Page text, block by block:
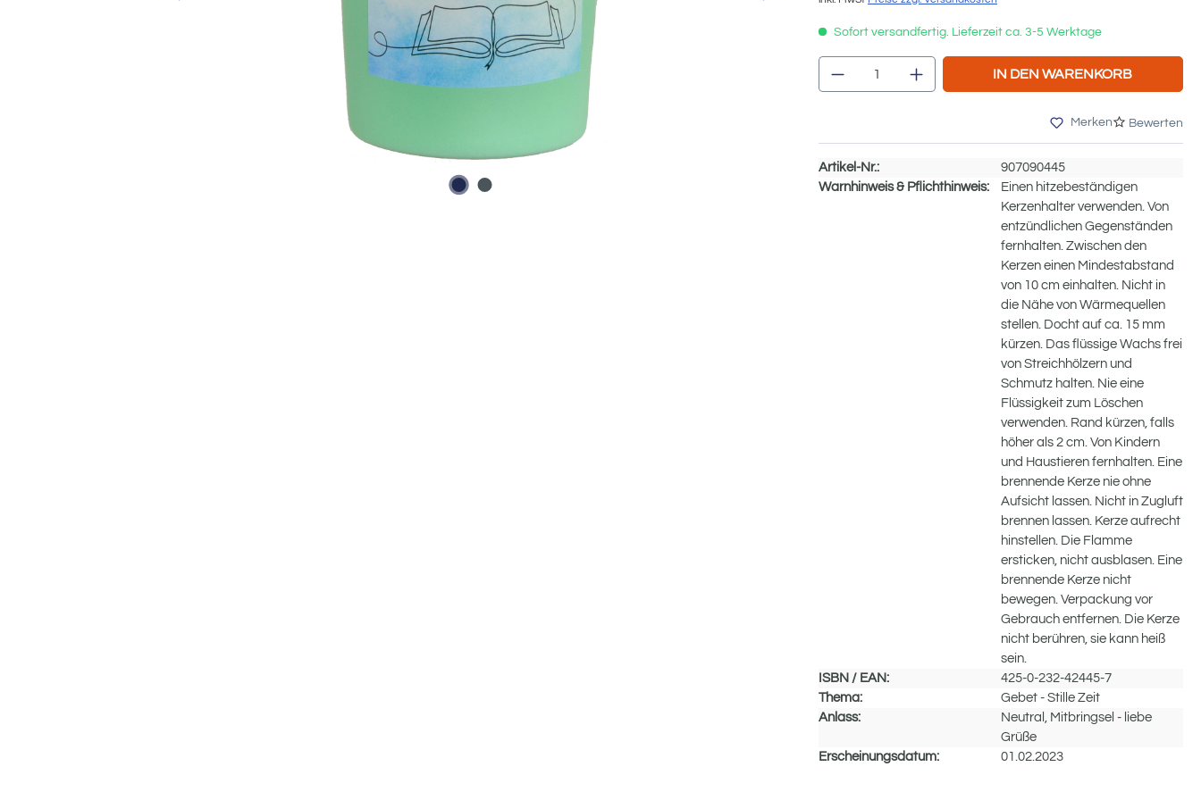
Sofort versandfertig. Lieferzeit ca. 3-5 Werktage
Produkt Anzahl: Gib den gewünschten
IN DEN WARENKORB
Merken Bewerten
Artikel-Nr.:
907090445
Warnhinweis & Pflichthinweis:
Einen hitzebeständigen
Kerzenhalter verwenden. Von
entzündlichen Gegenständen
fernhalten. Zwischen den
Kerzen einen Mindestabstand
von 10 cm einhalten. Nicht in
die Nähe von Wärmequellen
stellen. Docht auf ca. 15 mm
kürzen. Das flüssige Wachs frei
von Streichhölzern und
Schmutz halten. Nie eine
Flüssigkeit zum Löschen
verwenden. Rand kürzen, falls
höher als 2 cm. Von Kindern
und Haustieren fernhalten. Eine
brennende Kerze nie ohne
Aufsicht lassen. Nicht in Zugluft
brennen lassen. Kerze aufrecht
hinstellen. Die Flamme
ersticken, nicht ausblasen. Eine
brennende Kerze nicht
bewegen. Verpackung vor
Gebrauch entfernen. Die Kerze
nicht berühren, sie kann heiß
sein.
ISBN / EAN:
425-0-232-42445-7
Thema:
Gebet - Stille Zeit
Anlass:
Neutral, Mitbringsel - liebe
Grüße
Erscheinungsdatum:
01.02.2023